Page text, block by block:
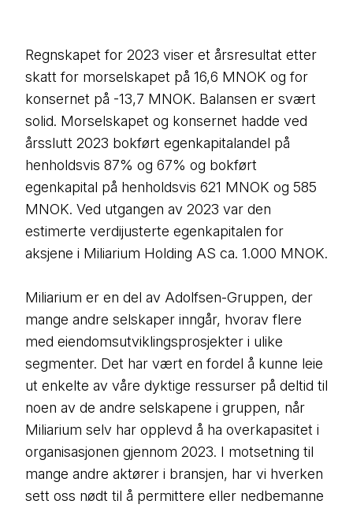
Regnskapet for 2023 viser et årsresultat etter
skatt for morselskapet på 16,6 MNOK og for
konsernet på -13,7 MNOK. Balansen er svært
solid. Morselskapet og konsernet hadde ved
årsslutt 2023 bokført egenkapitalandel på
henholdsvis 87% og 67% og bokført
egenkapital på henholdsvis 621 MNOK og 585
MNOK. Ved utgangen av 2023 var den
estimerte verdijusterte egenkapitalen for
aksjene i Miliarium Holding AS ca. 1.000 MNOK.
Miliarium er en del av Adolfsen-Gruppen, der
mange andre selskaper inngår, hvorav flere
med eiendomsutviklingsprosjekter i ulike
segmenter. Det har vært en fordel å kunne leie
ut enkelte av våre dyktige ressurser på deltid til
noen av de andre selskapene i gruppen, når
Miliarium selv har opplevd å ha overkapasitet i
organisasjonen gjennom 2023. I motsetning til
mange andre aktører i bransjen, har vi hverken
sett oss nødt til å permittere eller nedbemanne